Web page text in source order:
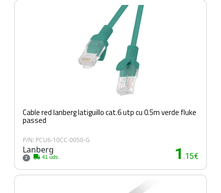
Cable red lanberg latiguillo cat.6 utp cu 0.5m verde fluke
passed
P/N: PCU6-10CC-0050-G
Lanberg
2 41 uds. 1 .15€